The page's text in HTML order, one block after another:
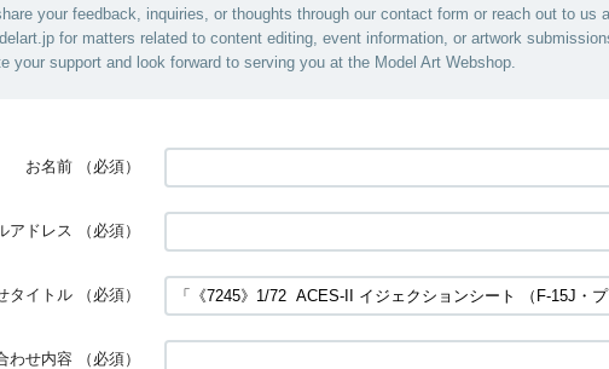
your feedback, inquiries, or thoughts through our contact form or reach out to us
for matters related to content editing, event information, or artwork
your support and look forward to serving you at the Model Art Webshop.
お名前 （必須）
アドレス （必須）
タイトル （必須）
わせ内容 （必須）